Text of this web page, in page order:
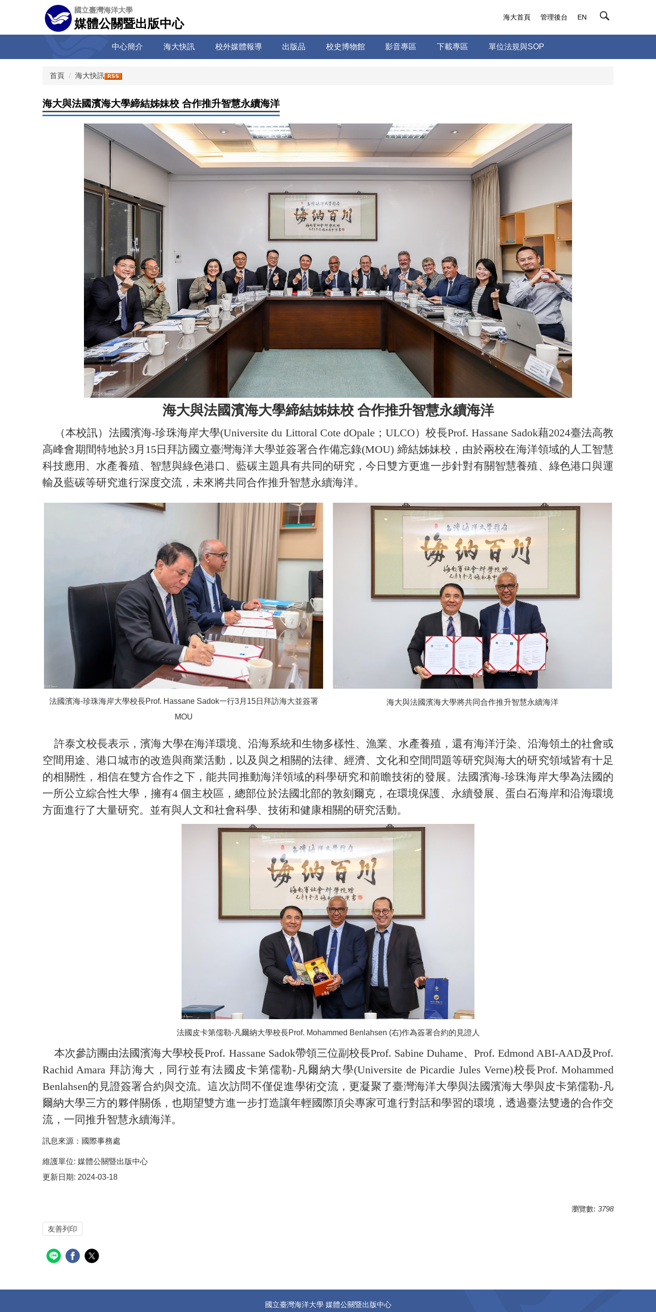
容
國立臺灣海洋大學
媒體公關暨出版中心
中心簡介 海大快訊 校外媒體報導 出版品 校史博物館 影音專區 下載專區 單位法規與SOP
海大首頁 管理後台 EN
首頁 海大快訊
海大與法國濱海大學締結姊妹校 合作推升智慧永續海洋
海大與法國濱海大學締結姊妹校 合作推升智慧永續海洋
（本校訊）法國濱海-珍珠海岸大學(Universite du Littoral Cote dOpale；ULCO）校長Prof. Hassane Sadok藉2024臺法高教
高峰會期間特地於3月15日拜訪國立臺灣海洋大學並簽署合作備忘錄(MOU) 締結姊妹校，由於兩校在海洋領域的人工智慧
科技應用、水產養殖、智慧與綠色港口、藍碳主題具有共同的研究，今日雙方更進一步針對有關智慧養殖、綠色港口與運
輸及藍碳等研究進行深度交流，未來將共同合作推升智慧永續海洋。
法國濱海-珍珠海岸大學校長Prof. Hassane Sadok一行3月15日拜訪海大並簽署
MOU
海大與法國濱海大學將共同合作推升智慧永續海洋
許泰文校長表示，濱海大學在海洋環境、沿海系統和生物多樣性、漁業、水產養殖，還有海洋汙染、沿海領土的社會或
空間用途、港口城市的改造與商業活動，以及與之相關的法律、經濟、文化和空間問題等研究與海大的研究領域皆有十足
的相關性，相信在雙方合作之下，能共同推動海洋領域的科學研究和前瞻技術的發展。 法國濱海-珍珠海岸大學為法國的
一所公立綜合性大學，擁有4 個主校區，總部位於法國北部的敦刻爾克，在環境保護、永續發展、蛋白石海岸和沿海環境
方面進行了大量研究。並有與人文和社會科學、技術和健康相關的研究活動。
法國皮卡第儒勒-凡爾納大學校長Prof. Mohammed Benlahsen (右)作為簽署合約的見證人
本次參訪團由法國濱海大學校長Prof. Hassane Sadok帶領三位副校長Prof. Sabine Duhame、Prof. Edmond ABI-AAD及Prof.
Rachid Amara 拜訪海大，同行並有法國皮卡第儒勒-凡爾納大學(Universite de Picardie Jules Verne)校長Prof. Mohammed
Benlahsen的見證簽署合約與交流。這次訪問不僅促進學術交流，更凝聚了臺灣海洋大學與法國濱海大學與皮卡第儒勒-凡
爾納大學三方的夥伴關係，也期望雙方進一步打造讓年輕國際頂尖專家可進行對話和學習的環境，透過臺法雙邊的合作交
流，一同推升智慧永續海洋。
訊息來源：國際事務處
維護單位: 媒體公關暨出版中心
更新日期: 2024-03-18
瀏覽數: 3798
友善列印
國立臺灣海洋大學 媒體公關暨出版中心